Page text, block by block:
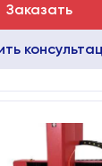
Заказать